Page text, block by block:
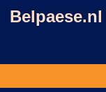
Belpaese.nl